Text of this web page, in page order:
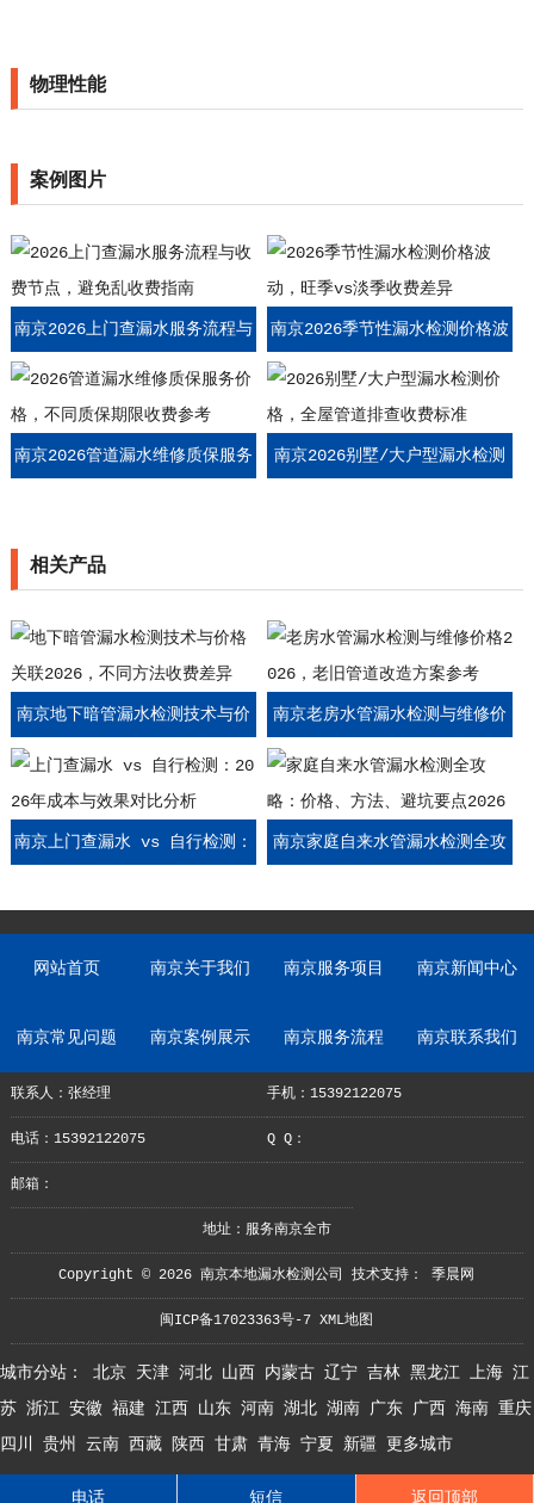
物理性能
案例图片
南京2026上门查漏水服务流程与
收费节点，避免乱收费指南
南京2026季节性漏水检测价格波
动，旺季vs淡季收费差异
南京2026管道漏水维修质保服务 南京2026别墅/大户型漏水检测
相关产品
南京地下暗管漏水检测技术与价
格关联2026，不同方法收费差异
南京老房水管漏水检测与维修价
格2026，老旧管道改造方案参考
南京上门查漏水 vs 自行检测： 南京家庭自来水管漏水检测全攻
网站首页 南京关于我们 南京服务项目 南京新闻中心
南京常见问题 南京案例展示 南京服务流程 南京联系我们
联系人：张经理 手机：15392122075
电话：15392122075 Q Q：
邮箱：
地址：服务南京全市
Copyright © 2026 南京本地漏水检测公司 技术支持：季晨网
闽ICP备17023363号-7 XML地图
城市分站： 北京 天津 河北 山西 内蒙古 辽宁 吉林 黑龙江 上海 江
苏 浙江 安徽 福建 江西 山东 河南 湖北 湖南 广东 广西 海南 重庆
四川
贵州 云南 西藏 陕西 甘肃 青海 宁夏 新疆 更多城市
电话 短信 返回顶部